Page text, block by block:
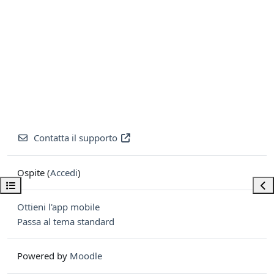
Apri indice del corso
Contatta il supporto
Ospite (Accedi)
Ottieni l'app mobile
Passa al tema standard
Powered by Moodle